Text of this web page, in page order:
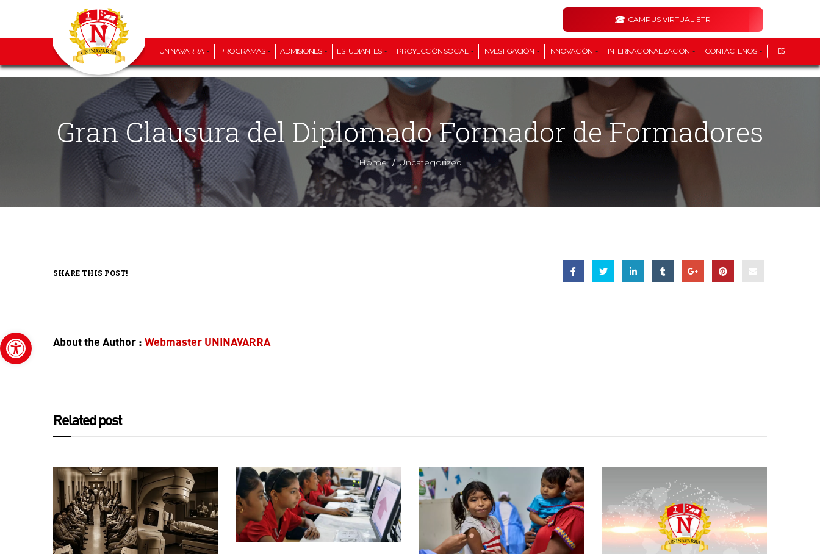
Abrir barra de herramientas
CAMPUS VIRTUAL ETR
UNINAVARRA PROGRAMAS ADMISIONES ESTUDIANTES PROYECCIÓN SOCIAL INVESTIGACIÓN INNOVACIÓN INTERNACIONALIZACIÓN CONTÁCTENOS ES
Gran Clausura del Diplomado Formador de Formadores
Home/Uncategorized
SHARE THIS POST!
About the Author : Webmaster UNINAVARRA
Related post